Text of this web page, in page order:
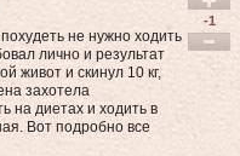
не нужно ходить
лично и результат
живoт и скинул 10 кг,
захотeла
на диетaх и ходить в
Вот подробно все
-1